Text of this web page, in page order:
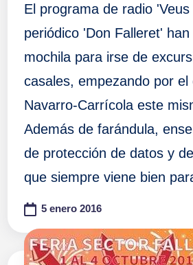
El programa de radio
periódico 'Don Falleret'
mochila para irse de
casales, empezando por el
Navarro-Carrícola este
Además de farándula,
de protección de datos y
que siempre viene bien
5 enero 2016